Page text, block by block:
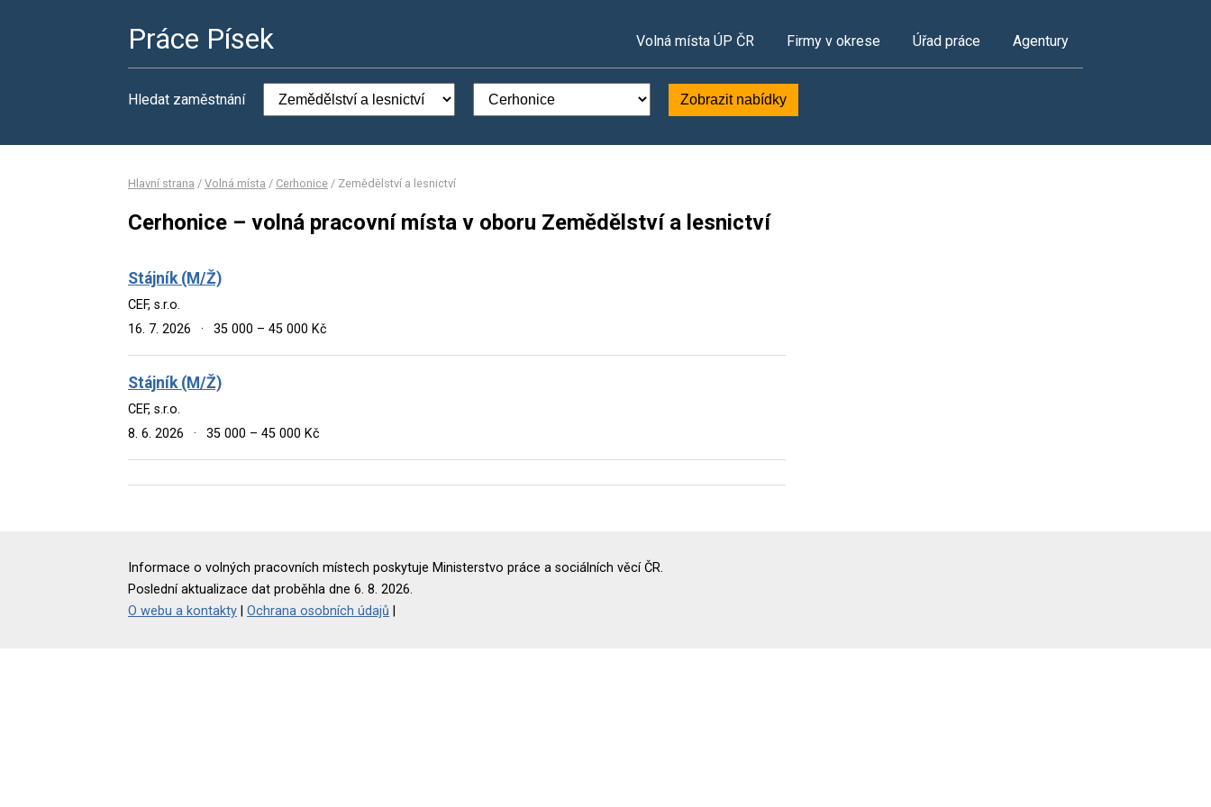
Práce Písek Volná místa ÚP ČR Firmy v okrese Úřad práce Agentury
Hledat zaměstnání Zobrazit nabídky
Hlavní strana / Volná místa / Cerhonice / Zemědělství a lesnictví
Cerhonice – volná pracovní místa v oboru Zemědělství a lesnictví
Stájník (M/Ž)
CEF, s.r.o.
16. 7. 2026
· 35 000 – 45 000 Kč
Stájník (M/Ž)
CEF, s.r.o.
8. 6. 2026
· 35 000 – 45 000 Kč
Informace o volných pracovních místech poskytuje Ministerstvo práce a sociálních věcí ČR.
Poslední aktualizace dat proběhla dne 6. 8. 2026.
O webu a kontakty
Ochrana osobních údajů